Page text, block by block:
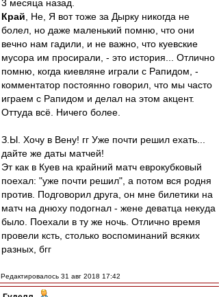
3 месяца назад.
Край , Не, Я вот тоже за Дырку никогда не
болел, но даже маленький помню, что они
вечно нам гадили, и не важно, что куевские
мусора им просирали, - это история... Отлично
помню, когда киевляне играли с Рапидом, -
комментатор постоянно говорил, что мы часто
играем с Рапидом и делал на этом акцент.
Оттуда всё. Ничего более.
З.Ы. Хочу в Вену! гг Уже почти решил ехать...
дайте же даты матчей!
Эт как в Куев на крайний матч еврокубковый
поехал: "уже почти решил", а потом вся родня
против. Подговорил друга, он мне билетики на
матч на днюху подогнал - жене деватца некуда
было. Поехали в ту же ночь. Отлично время
провели ксть, столько воспоминаний всяких
разных, бгг
Редактировалось 31 авг 2018 17:42